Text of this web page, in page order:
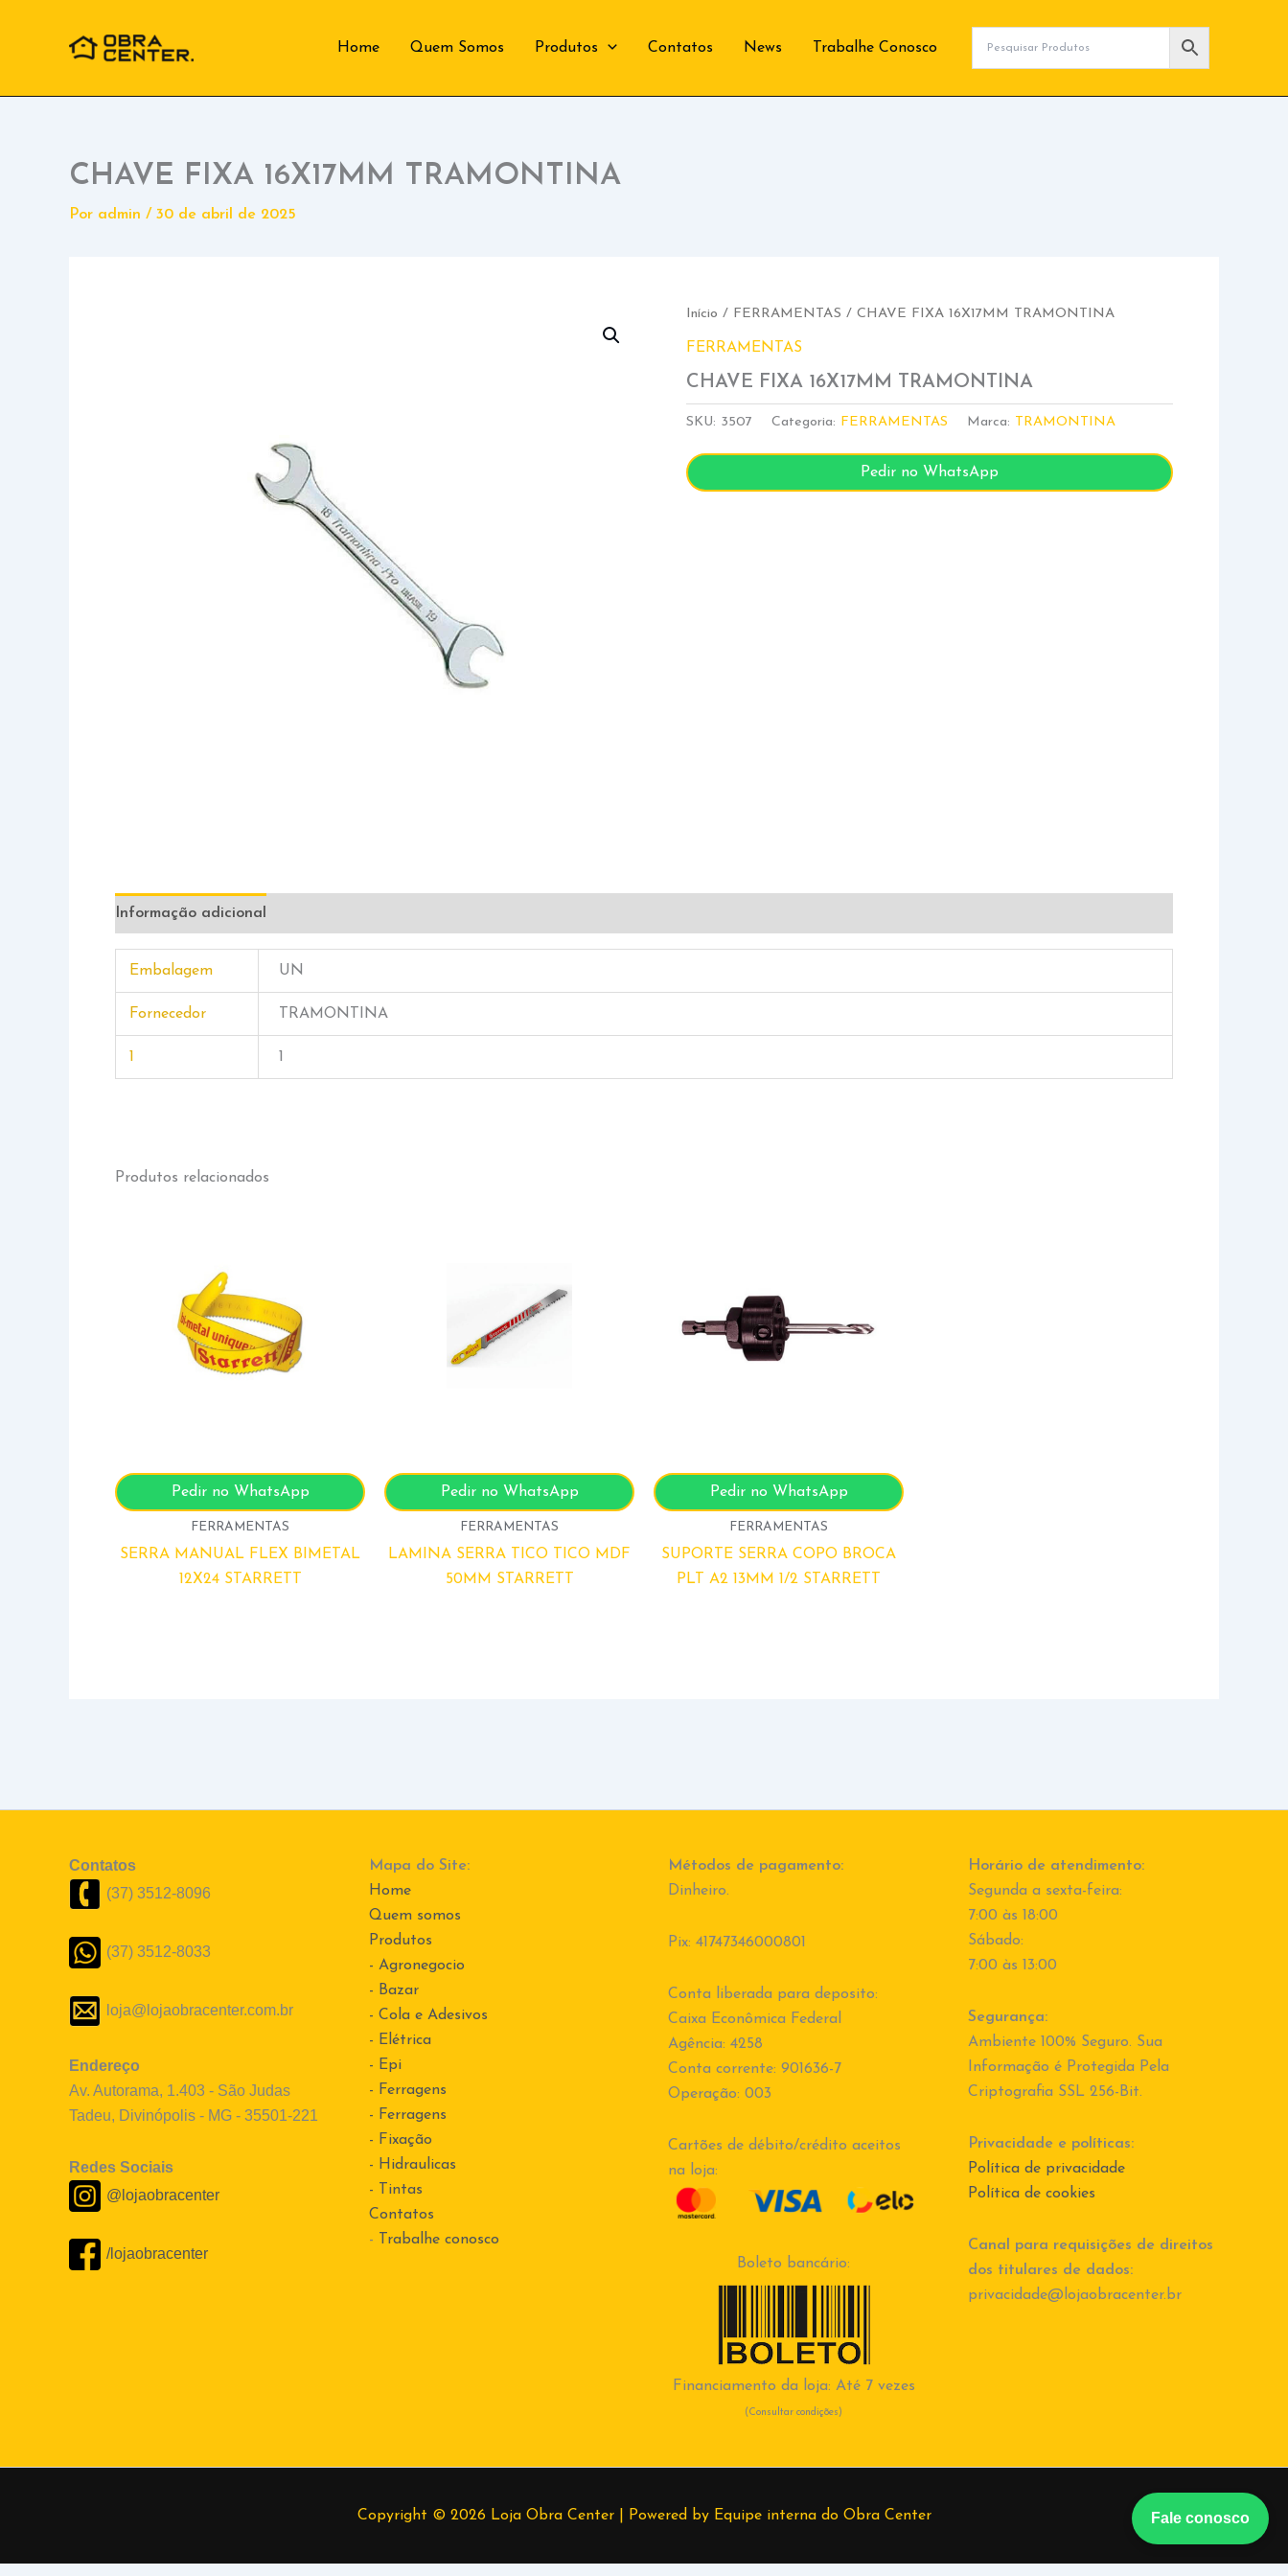
Home Quem Somos Produtos Contatos News Trabalhe Conosco
CHAVE FIXA 16X17MM TRAMONTINA
Por admin / 30 de abril de 2025
Início / FERRAMENTAS / CHAVE FIXA 16X17MM TRAMONTINA
FERRAMENTAS
CHAVE FIXA 16X17MM TRAMONTINA
SKU: 3507 Categoria: FERRAMENTAS Marca: TRAMONTINA
Pedir no WhatsApp
Informação adicional
Embalagem UN
Fornecedor TRAMONTINA
1
Produtos relacionados
Pedir no WhatsApp
FERRAMENTAS
SERRA MANUAL FLEX BIMETAL
12X24 STARRETT
Pedir no WhatsApp
FERRAMENTAS
LAMINA SERRA TICO TICO MDF
50MM STARRETT
Pedir no WhatsApp
FERRAMENTAS
SUPORTE SERRA COPO BROCA
PLT A2 13MM 1/2 STARRETT
Contatos
(37) 3512-8096
(37) 3512-8033
loja@lojaobracenter.com.br
Endereço
Av. Autorama, 1.403 - São Judas
Tadeu, Divinópolis - MG - 35501-221
Redes Sociais
@lojaobracenter
/lojaobracenter
Mapa do Site:
Home
Quem somos
Produtos
- Agronegocio
- Bazar
- Cola e Adesivos
- Elétrica
- Epi
- Ferragens
- Ferragens
- Fixação
- Hidraulicas
- Tintas
Contatos
-
Trabalhe conosco
Métodos de pagamento:
Dinheiro.
Pix: 41747346000801
Conta liberada para deposito:
Caixa Econômica Federal
Agência: 4258
Conta corrente: 901636-7
Operação: 003
Cartões de débito/crédito aceitos
na loja:
Boleto bancário:
Financiamento da loja: Até 7 vezes
(Consultar condições)
Horário de atendimento:
Segunda a sexta-feira:
7:00 às 18:00
Sábado:
7:00 às 13:00
Segurança:
Ambiente 100% Seguro. Sua
Informação é Protegida Pela
Criptografia SSL 256-Bit.
Privacidade e políticas:
Política de privacidade
Política de cookies
Canal para requisições de direitos
dos titulares de dados:
privacidade@lojaobracenter.br
Fale conosco
Copyright © 2026 Loja Obra Center | Powered by Equipe interna do Obra Center